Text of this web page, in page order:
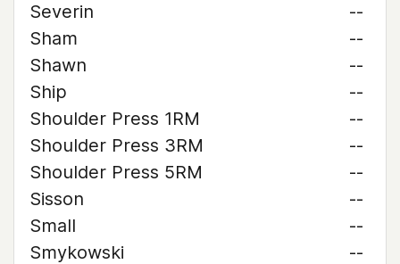
Severin
--
Sham
--
Shawn
--
Ship
--
Shoulder Press 1RM
--
Shoulder Press 3RM
--
Shoulder Press 5RM
--
Sisson
--
Small
--
Smykowski
--